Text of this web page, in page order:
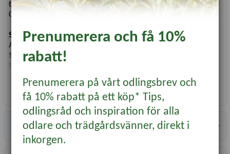
tjocka väggar. Lämplig för färsk användning och inläggning.
Odlas i växthus eller utomhus.
Såtid i växthus : Mars-april
Avstånd, cm
Skörd: Juli-augusti
Läge
Färg: Röd
Innehåll: 0,2 g" Läs mer...
Specifikationer
Prenumerera och få 10%
rabatt!
Prenumerera på vårt odlingsbrev och
få 10% rabatt på ett köp* Tips,
odlingsråd och inspiration för alla
odlare och trädgårdsvänner, direkt i
inkorgen.